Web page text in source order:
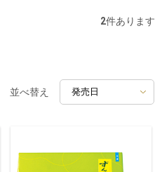
2件あります
並べ替え